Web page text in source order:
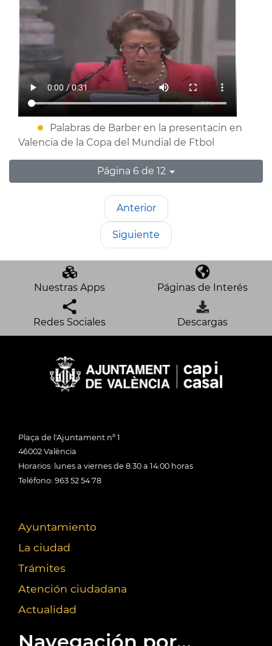
Palabras de Barber en la presentacin en
Valencia de la Copa del Mundial de Ftbol
Página 6 de 12
Anterior
Siguiente
Nuestras Apps Páginas de Interés
Redes Sociales Descargas
Plaça de l'Ajuntament nº 1
46002 València
Horarios: lunes a viernes de 8:30 a 14:00 horas
Teléfono: 963 52 54 78
Ayuntamiento
La ciudad
Trámites
Atención ciudadana
Actualidad
Navegación por...